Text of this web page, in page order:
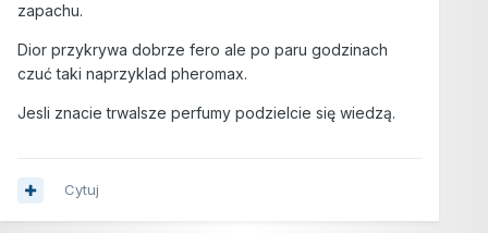
zapachu.
Dior przykrywa dobrze fero ale po paru godzinach
czuć taki naprzyklad pheromax.
Jesli znacie trwalsze perfumy podzielcie się wiedzą.
Cytuj